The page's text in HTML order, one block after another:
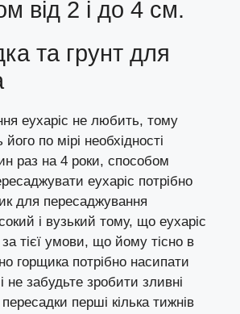
від 2 і до 4 см.
та грунт для
еухаріс не любить, тому
по мірі необхідності
раз на 4 роки, способом
еухаріс потрібно
для пересаджування
і вузький тому, що еухаріс
за тієї умови, що йому тісно в
горщика потрібно насипати
не забудьте зробити зливні
перші кілька тижнів